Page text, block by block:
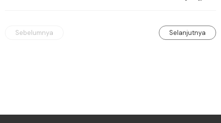
Sebelumnya Selanjutnya